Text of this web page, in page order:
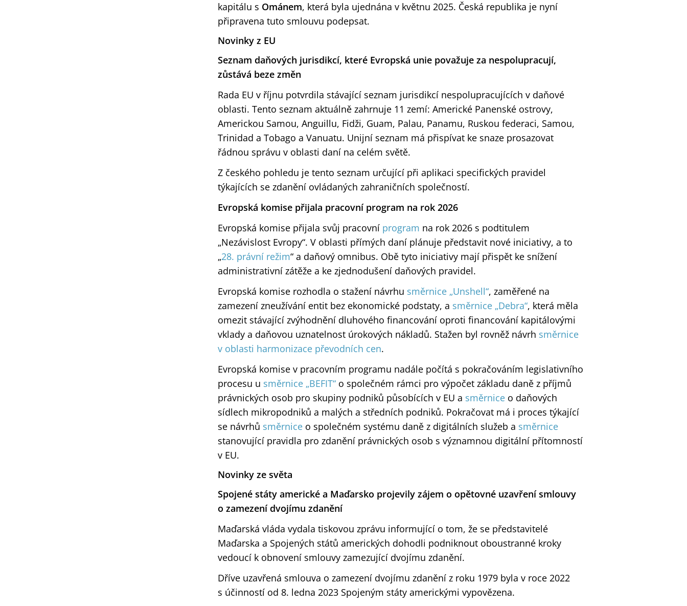
kapitálu s Ománem, která byla ujednána v květnu 2025. Česká republika je nyní
připravena tuto smlouvu podepsat.
Novinky z EU
Seznam daňových jurisdikcí, které Evropská unie považuje za nespolupracují,
zůstává beze změn
Rada EU v říjnu potvrdila stávající seznam jurisdikcí nespolupracujících v daňové
oblasti. Tento seznam aktuálně zahrnuje 11 zemí: Americké Panenské ostrovy,
Americkou Samou, Anguillu, Fidži, Guam, Palau, Panamu, Ruskou federaci, Samou,
Trinidad a Tobago a Vanuatu. Unijní seznam má přispívat ke snaze prosazovat
řádnou správu v oblasti daní na celém světě.
Z českého pohledu je tento seznam určující při aplikaci specifických pravidel
týkajících se zdanění ovládaných zahraničních společností.
Evropská komise přijala pracovní program na rok 2026
Evropská komise přijala svůj pracovní program na rok 2026 s podtitulem
„Nezávislost Evropy“. V oblasti přímých daní plánuje představit nové iniciativy, a to
„28. právní režim“ a daňový omnibus. Obě tyto iniciativy mají přispět ke snížení
administrativní zátěže a ke zjednodušení daňových pravidel.
Evropská komise rozhodla o stažení návrhu směrnice „Unshell“, zaměřené na
zamezení zneužívání entit bez ekonomické podstaty, a směrnice „Debra“, která měla
omezit stávající zvýhodnění dluhového financování oproti financování kapitálovými
vklady a daňovou uznatelnost úrokových nákladů. Stažen byl rovněž návrh směrnice
v oblasti harmonizace převodních cen.
Evropská komise v pracovním programu nadále počítá s pokračováním legislativního
procesu u směrnice „BEFIT“ o společném rámci pro výpočet základu daně z příjmů
právnických osob pro skupiny podniků působících v EU a směrnice o daňových
sídlech mikropodniků a malých a středních podniků. Pokračovat má i proces týkající
se návrhů směrnice o společném systému daně z digitálních služeb a směrnice
stanovující pravidla pro zdanění právnických osob s významnou digitální přítomností
v EU.
Novinky ze světa
Spojené státy americké a Maďarsko projevily zájem o opětovné uzavření smlouvy
o zamezení dvojímu zdanění
Maďarská vláda vydala tiskovou zprávu informující o tom, že se představitelé
Maďarska a Spojených států amerických dohodli podniknout oboustranné kroky
vedoucí k obnovení smlouvy zamezující dvojímu zdanění.
Dříve uzavřená smlouva o zamezení dvojímu zdanění z roku 1979 byla v roce 2022
s účinností od 8. ledna 2023 Spojeným státy americkými vypovězena.